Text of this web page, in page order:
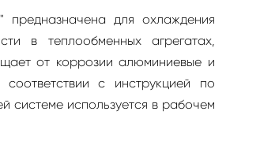
для охлаждения
в теплообменных агрегатах,
от коррозии алюминиевые и
с инструкцией по
системе используется в рабочем